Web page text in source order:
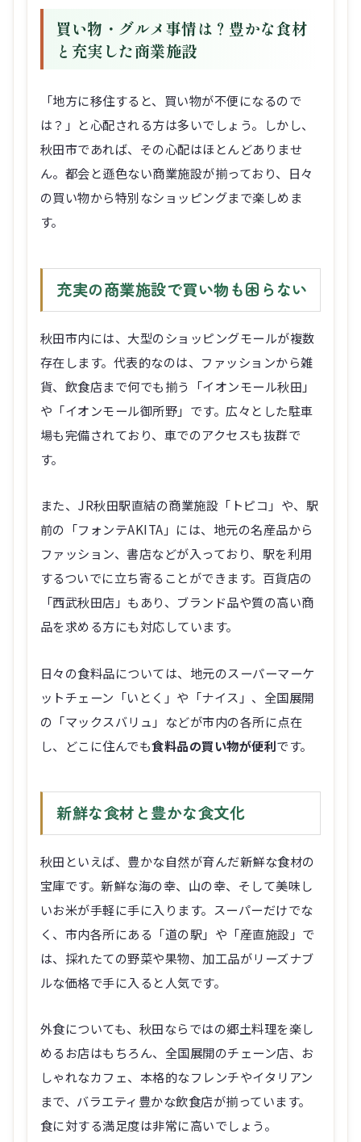
買い物・グルメ事情は？豊かな食材
と充実した商業施設
「地方に移住すると、買い物が不便になるので
は？」と心配される方は多いでしょう。しかし、
秋田市であれば、その心配はほとんどありませ
ん。都会と遜色ない商業施設が揃っており、日々
の買い物から特別なショッピングまで楽しめま
す。
充実の商業施設で買い物も困らない
秋田市内には、大型のショッピングモールが複数
存在します。代表的なのは、ファッションから雑
貨、飲食店まで何でも揃う「イオンモール秋田」
や「イオンモール御所野」です。広々とした駐車
場も完備されており、車でのアクセスも抜群で
す。
また、JR秋田駅直結の商業施設「トピコ」や、駅
前の「フォンテAKITA」には、地元の名産品から
ファッション、書店などが入っており、駅を利用
するついでに立ち寄ることができます。百貨店の
「西武秋田店」もあり、ブランド品や質の高い商
品を求める方にも対応しています。
日々の食料品については、地元のスーパーマーケ
ットチェーン「いとく」や「ナイス」、全国展開
の「マックスバリュ」などが市内の各所に点在
し、どこに住んでも食料品の買い物が便利です。
新鮮な食材と豊かな食文化
秋田といえば、豊かな自然が育んだ新鮮な食材の
宝庫です。新鮮な海の幸、山の幸、そして美味し
いお米が手軽に手に入ります。スーパーだけでな
く、市内各所にある「道の駅」や「産直施設」で
は、採れたての野菜や果物、加工品がリーズナブ
ルな価格で手に入ると人気です。
外食についても、秋田ならではの郷土料理を楽し
めるお店はもちろん、全国展開のチェーン店、お
しゃれなカフェ、本格的なフレンチやイタリアン
まで、バラエティ豊かな飲食店が揃っています。
食に対する満足度は非常に高いでしょう。